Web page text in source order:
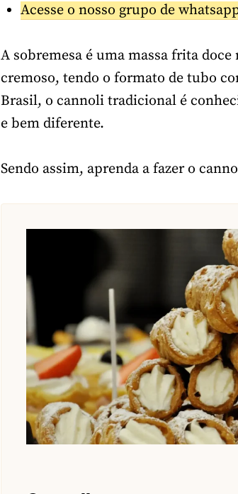
Acesse o nosso grupo de
A sobremesa é uma massa frita
cremoso, tendo o formato de tubo
Brasil, o cannoli tradicional é
e bem diferente.
Sendo assim, aprenda a fazer o